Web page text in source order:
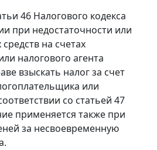
46 Налогового кодекса
при недостаточности или
на счетах
налогового агента
взыскать налог за счет
или
со статьей 47
применяется также при
за несвоевременную